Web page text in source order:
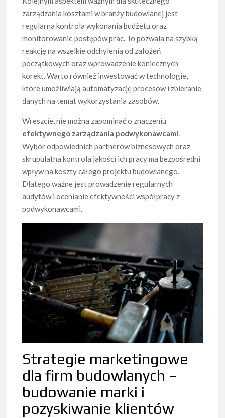
zarządzania kosztami w branży budowlanej jest
regularna kontrola wykonania budżetu oraz
monitorowanie postępów prac. To pozwala na szybką
reakcję na wszelkie odchylenia od założeń
początkowych oraz wprowadzenie koniecznych
korekt. Warto również inwestować w technologie,
które umożliwiają automatyzację procesów i zbieranie
danych na temat wykorzystania zasobów.
Wreszcie, nie można zapominać o znaczeniu
efektywnego zarządzania podwykonawcami.
Wybór odpowiednich partnerów biznesowych oraz
skrupulatna kontrola jakości ich pracy ma bezpośredni
wpływ na koszty całego projektu budowlanego.
Dlatego ważne jest prowadzenie regularnych
audytów i ocenianie efektywności współpracy z
podwykonawcami.
Strategie marketingowe
dla firm budowlanych –
budowanie marki i
pozyskiwanie klientów